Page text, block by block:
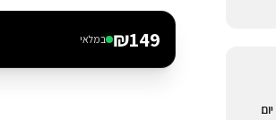
₪149 במלאי